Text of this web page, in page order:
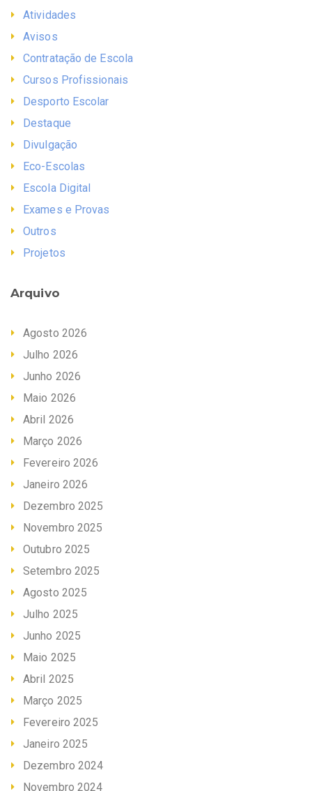
Atividades
Avisos
Contratação de Escola
Cursos Profissionais
Desporto Escolar
Destaque
Divulgação
Eco-Escolas
Escola Digital
Exames e Provas
Outros
Projetos
Arquivo
Agosto 2026
Julho 2026
Junho 2026
Maio 2026
Abril 2026
Março 2026
Fevereiro 2026
Janeiro 2026
Dezembro 2025
Novembro 2025
Outubro 2025
Setembro 2025
Agosto 2025
Julho 2025
Junho 2025
Maio 2025
Abril 2025
Março 2025
Fevereiro 2025
Janeiro 2025
Dezembro 2024
Novembro 2024